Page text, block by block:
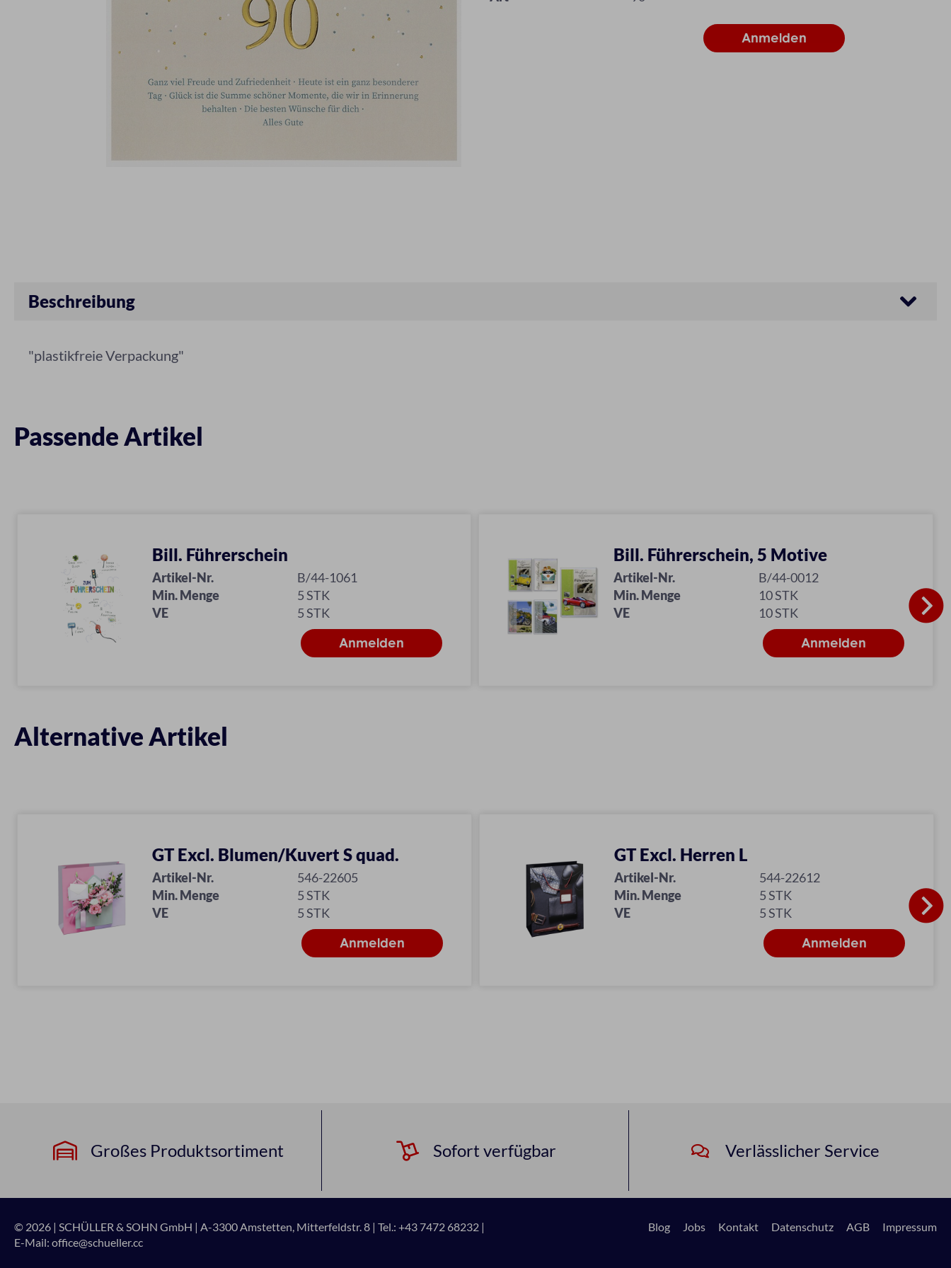
Beschreibung
"plastikfreie Verpackung"
Passende Artikel
Bill. Führerschein
Artikel-Nr.
B/44-1061
Min. Menge
5 STK
VE
5 STK
Bill. Führerschein, 5 Motive
Artikel-Nr.
B/44-0012
Min. Menge
10 STK
VE
10 STK
Alternative Artikel
GT Excl. Blumen/Kuvert S quad.
Artikel-Nr.
546-22605
Min. Menge
5 STK
VE
5 STK
GT Excl. Herren L
Artikel-Nr.
544-22612
Min. Menge
5 STK
VE
5 STK
Großes Produktsortiment Sofort verfügbar Verlässlicher Service
© 2026 | SCHÜLLER & SOHN GmbH | A-3300 Amstetten, Mitterfeldstr. 8 | Tel.: +43 7472 68232 |
E-Mail: office@schueller.cc
Blog Jobs Kontakt Datenschutz AGB Impressum